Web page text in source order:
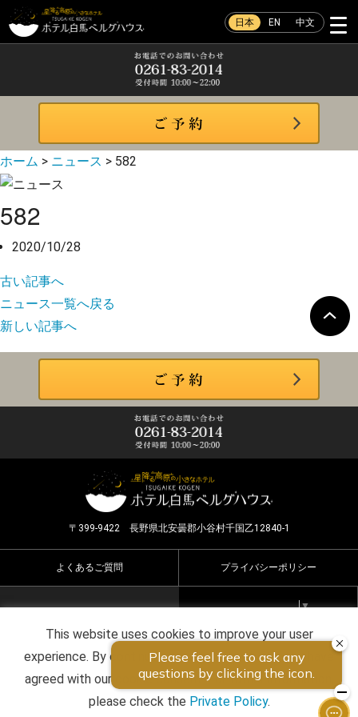
日本 EN 中文
ホーム > ニュース > 582
582
2020/10/28
古い記事へ
ニュース一覧へ戻る
新しい記事へ
〒399-9422 長野県北安曇郡小谷村千国乙12840-1
よくあるご質問 プライバシーポリシー
Select Language ▼
Copyright ©2026 HOTEL HAKUBA BERGHAUS all rights
reserved.
This website uses cookies to improve your user
experience. By continuing to use this website, you have
agreed with our cookie consent. For futher information,
please check the Private Policy.